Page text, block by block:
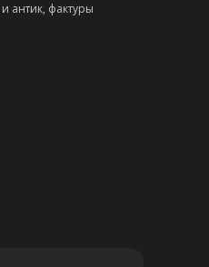
антик, фактуры